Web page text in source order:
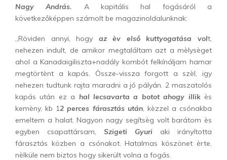
Nagy András. A kapitális hal fogásáról a
következőképpen számolt be magazinoldalunknak:
„Röviden annyi, hogy az èv első kuttyogatása volt,
nehezen indult, de amikor megtaláltam azt a mèlysèget
ahol a Kanadaigiliszta+nadály kombót felkínáljam hamar
megtörtènt a kapás. Össze-vissza forgott a szèl, igy
nehezen tudtunk rajta maradni a jó pályán. 2 maszatolós
kapás után ez a hal lecsavarta a botot ahogy illikès
kemèny, kb 12 perces fárasztás után, kèzzel a csónakba
emeltem a halat. Nagyon nagy segítsèg volt barátom ès
egyben csapattársam, Szigeti Gyuri
aki irányította
fárasztás közben a csónakot. Hatalmas köszönet èrte,
nèlküle nem biztos hogy sikerült volna a fogás.